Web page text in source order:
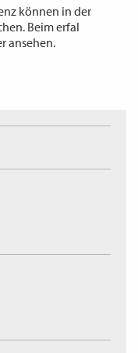
können in der
Beim erfal
ansehen.